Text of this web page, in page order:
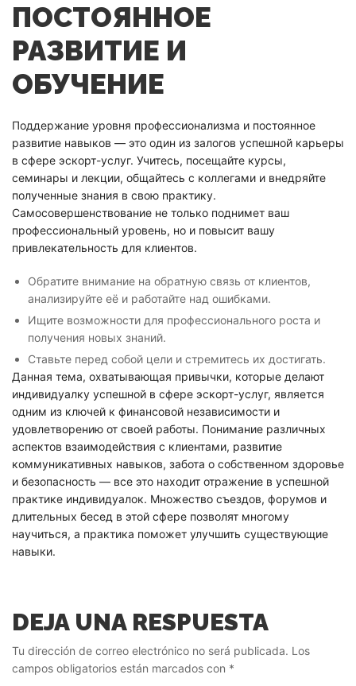
ПОСТОЯННОЕ
РАЗВИТИЕ И
ОБУЧЕНИЕ
Поддержание уровня профессионализма и постоянное
развитие навыков — это один из залогов успешной карьеры
в сфере эскорт-услуг. Учитесь, посещайте курсы,
семинары и лекции, общайтесь с коллегами и внедряйте
полученные знания в свою практику.
Самосовершенствование не только поднимет ваш
профессиональный уровень, но и повысит вашу
привлекательность для клиентов.
Обратите внимание на обратную связь от клиентов,
анализируйте её и работайте над ошибками.
Ищите возможности для профессионального роста и
получения новых знаний.
Ставьте перед собой цели и стремитесь их достигать.
Данная тема, охватывающая привычки, которые делают
индивидуалку успешной в сфере эскорт-услуг, является
одним из ключей к финансовой независимости и
удовлетворению от своей работы. Понимание различных
аспектов взаимодействия с клиентами, развитие
коммуникативных навыков, забота о собственном здоровье
и безопасность — все это находит отражение в успешной
практике индивидуалок. Множество съездов, форумов и
длительных бесед в этой сфере позволят многому
научиться, а практика поможет улучшить существующие
навыки.
DEJA UNA RESPUESTA
Tu dirección de correo electrónico no será publicada. Los
campos obligatorios están marcados con *